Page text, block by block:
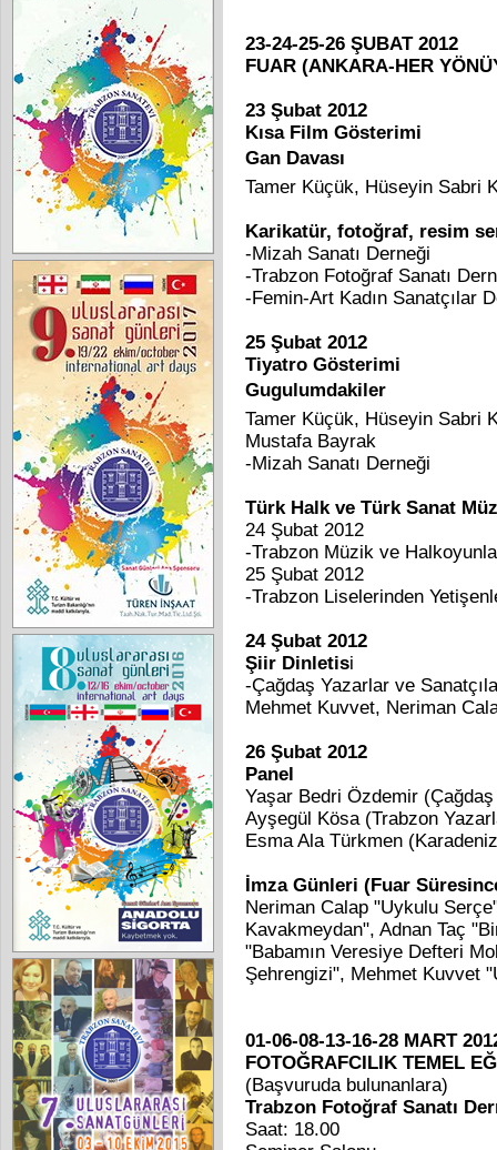
23-24-25-26 ŞUBAT 2012
FUAR (ANKARA-HER
23 Şubat 2012
Kısa Film Gösterimi
Gan Davası
Tamer Küçük, Hüseyin Sabri
Karikatür, fotoğraf, resim
-Mizah Sanatı Derneği
-Trabzon Fotoğraf Sanatı
-Femin-Art Kadın Sanatçılar
25 Şubat 2012
Tiyatro Gösterimi
Gugulumdakiler
Tamer Küçük, Hüseyin Sabri
Mustafa Bayrak
-Mizah Sanatı Derneği
Türk Halk ve Türk Sanat
24 Şubat 2012
-Trabzon Müzik ve
25 Şubat 2012
-Trabzon Liselerinden
24 Şubat 2012
Şiir Dinletisi
-Çağdaş Yazarlar ve
Mehmet Kuvvet, Neriman
26 Şubat 2012
Panel
Yaşar Bedri Özdemir
Ayşegül Kösa (Trabzon
Esma Ala Türkmen
İmza Günleri (Fuar
Neriman Calap "Uykulu
Kavakmeydan", Adnan Taç
"Babamın Veresiye Defteri
Şehrengizi", Mehmet Kuvvet
01-06-08-13-16-28 MART
FOTOĞRAFCILIK TEMEL
(Başvuruda bulunanlara)
Trabzon Fotoğraf Sanatı
Saat: 18.00